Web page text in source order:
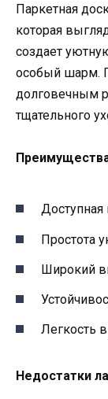
Паркетная
которая
создает
особый шарм.
долговечным
тщательного
Доступная
Простота
Широкий
Легкость
Недостатки